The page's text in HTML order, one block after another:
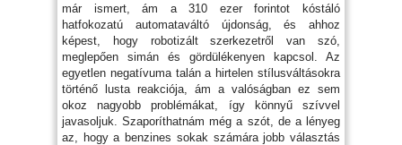
már ismert, ám a 310 ezer forintot kóstáló
hatfokozatú automataváltó újdonság, és ahhoz
képest, hogy robotizált szerkezetről van szó,
meglepően simán és gördülékenyen kapcsol. Az
egyetlen negatívuma talán a hirtelen stílusváltásokra
történő lusta reakciója, ám a valóságban ez sem
okoz nagyobb problémákat, így könnyű szívvel
javasoljuk. Szaporíthatnám még a szót, de a lényeg
az, hogy a benzines sokak számára jobb választás